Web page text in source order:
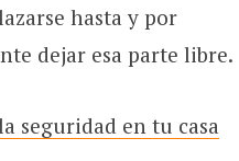
hasta y por
dejar esa parte libre.
seguridad en tu casa